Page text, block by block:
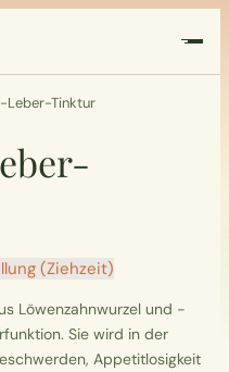
Leber-Tinktur
(Ziehzeit)
Löwenzahnwurzel und -
Sie wird in der
Appetitlosigkeit